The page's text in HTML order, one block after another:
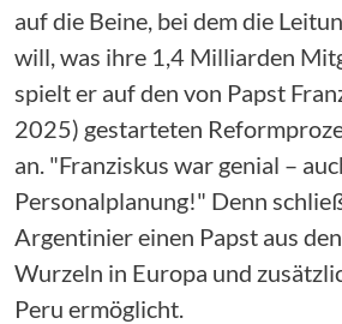
auf die Beine, bei dem die
will, was ihre 1,4 Milliarden
spielt er auf den von Papst
2025) gestarteten
an. "Franziskus war genial –
Personalplanung!" Denn
Argentinier einen Papst aus
Wurzeln in Europa und
Peru ermöglicht.